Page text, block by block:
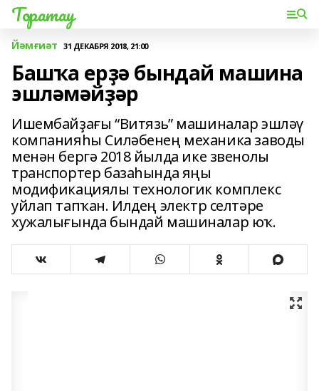
Торатау
Йәмғиәт 31 ДЕКАБРЯ 2018, 21:00
Башҡа ерҙә бындай машина
эшләмәйҙәр
Ишембайҙағы “Витязь” машиналар эшләү
компанияһы Силәбенең механика заводы
менән бергә 2018 йылда ике звенолы
транспортер базаһында яңы
модификациялы технологик комплекс
уйлап тапҡан. Илдең электр селтәре
хужалығында бындай машиналар юҡ.